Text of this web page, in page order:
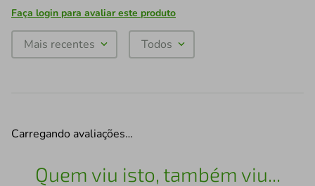
Faça login para avaliar este produto
Mais recentes Todos
Carregando avaliações…
Quem viu isto, também viu...